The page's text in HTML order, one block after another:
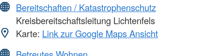
Bereitschaften / Katastrophenschutz
Kreisbereitschaftsleitung Lichtenfels
Karte: Link zur Google Maps Ansicht